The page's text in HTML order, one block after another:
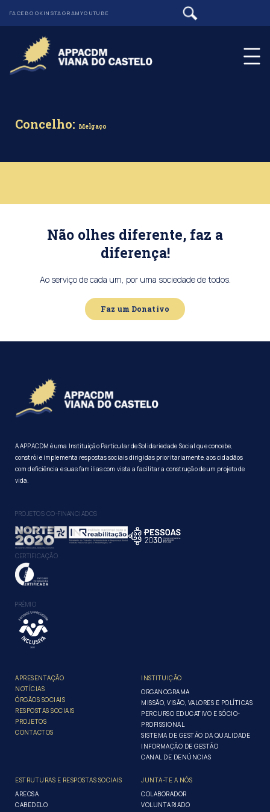
FACEBOOKINSTAGRAMYOUTUBE
Concelho: Melgaço
Não olhes diferente, faz a
diferença!
Ao serviço de cada um, por uma sociedade de todos.
Faz um Donativo
A APPACDM é uma Instituição Particular de Solidariedade Social que concebe,
constrói e implementa respostas sociais dirigidas prioritariamente, aos cidadãos
com deficiência e suas famílias com vista a facilitar a construção de um projeto de
vida.
PROJETOS CO-FINANCIADOS
CERTIFICAÇÃO
PRÉMIO
APRESENTAÇÃO
NOTÍCIAS
ÓRGÃOS SOCIAIS
RESPOSTAS SOCIAIS
PROJETOS
CONTACTOS
INSTITUIÇÃO
ORGANOGRAMA
MISSÃO, VISÃO, VALORES E POLÍTICAS
PERCURSO EDUCATIVO E SÓCIO-
PROFISSIONAL
SISTEMA DE GESTÃO DA QUALIDADE
INFORMAÇÃO DE GESTÃO
CANAL DE DENÚNCIAS
ESTRUTURAS E RESPOSTAS SOCIAIS
AREOSA
CABEDELO
JUNTA-TE A NÓS
COLABORADOR
VOLUNTARIADO